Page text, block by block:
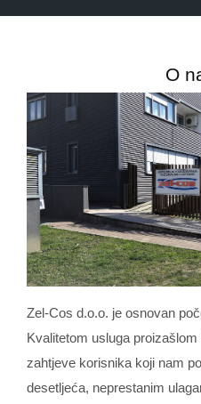
O
Zel-Cos d.o.o. je osnovan
Kvalitetom usluga
zahtjeve korisnika koji nam
desetljeća, neprestanim